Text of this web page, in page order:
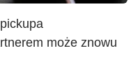
może znowu